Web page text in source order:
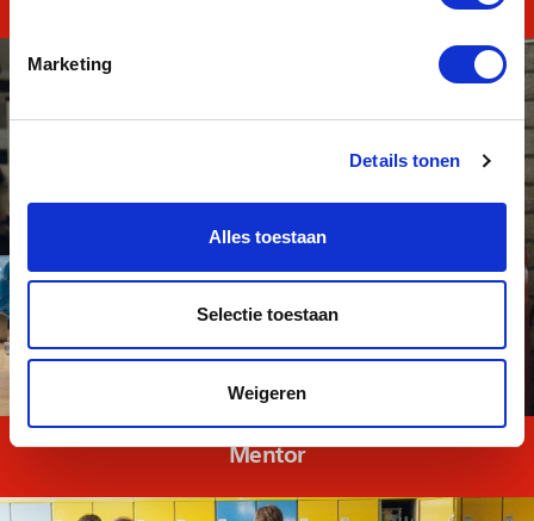
Marketing
Details tonen
Alles toestaan
Selectie toestaan
Weigeren
Mentor